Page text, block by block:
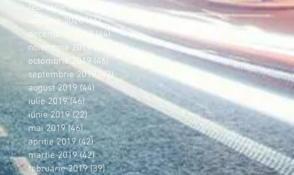
februarie 2020
38 postări
ianuarie 2020 (46)46 postări
decembrie 2019 (44)44 postări
noiembrie 2019
42 postări
octombrie 2019 (46) 46 postări
septembrie 2019 (42)42 postări
august 2019 (44) 44 postări
iulie 2019 (46) 46 postări
iunie 2019 (22) 22 postări
mai 2019 (46)46 postări
aprilie 2019 (42)42 postări
martie 2019 (42)42 postări
februarie 2019 (39)39 postări